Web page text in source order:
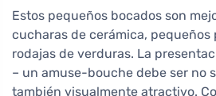
Estos pequeños bocados son
cucharas de cerámica, pequeños
rodajas de verduras. La
– un amuse-bouche debe ser no
también visualmente atractivo.